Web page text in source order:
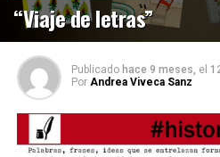
“Viaje de letras”
Publicado hace 9 meses, el
Por Andrea Viveca Sanz